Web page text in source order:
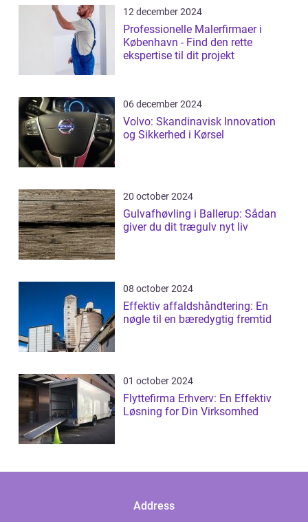
12 december 2024
Professionelle Malerfirmaer i
København - Find den rette
ekspertise til dit projekt
06 december 2024
Volvo: Skandinavisk Innovation
og Sikkerhed i Kørsel
20 october 2024
Gulvafhøvling i Ballerup: Sådan
giver du dit trægulv nyt liv
08 october 2024
Effektiv affaldshåndtering: En
nøgle til en bæredygtig fremtid
01 october 2024
Flyttefirma Erhverv: En Effektiv
Løsning for Din Virksomhed
Address